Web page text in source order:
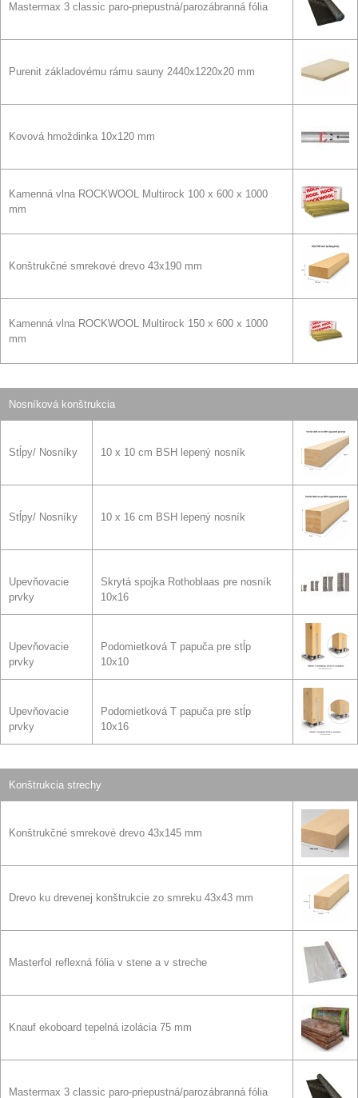
Mastermax 3 classic paro-priepustná/parozábranná fólia
Purenit základovému rámu sauny 2440x1220x20 mm
Kovová hmoždinka 10x120 mm
Kamenná vlna ROCKWOOL Multirock 100 x 600 x 1000
mm
Konštrukčné smrekové drevo 43x190 mm
Kamenná vlna ROCKWOOL Multirock 150 x 600 x 1000
mm
Nosníková konštrukcia
Stĺpy/ Nosníky 10 x 10 cm BSH lepený nosník
Stĺpy/ Nosníky 10 x 16 cm BSH lepený nosník
Upevňovacie
prvky
Skrytá spojka Rothoblaas pre nosník
10x16
Upevňovacie
prvky
Podomietková T papuča pre stĺp
10x10
Upevňovacie
prvky
Podomietková T papuča pre stĺp
10x16
Konštrukcia strechy
Konštrukčné smrekové drevo 43x145 mm
Drevo ku drevenej konštrukcie zo smreku 43x43 mm
Masterfol reflexná fólia v stene a v streche
Knauf ekoboard tepelná izolácia 75 mm
Mastermax 3 classic paro-priepustná/parozábranná fólia